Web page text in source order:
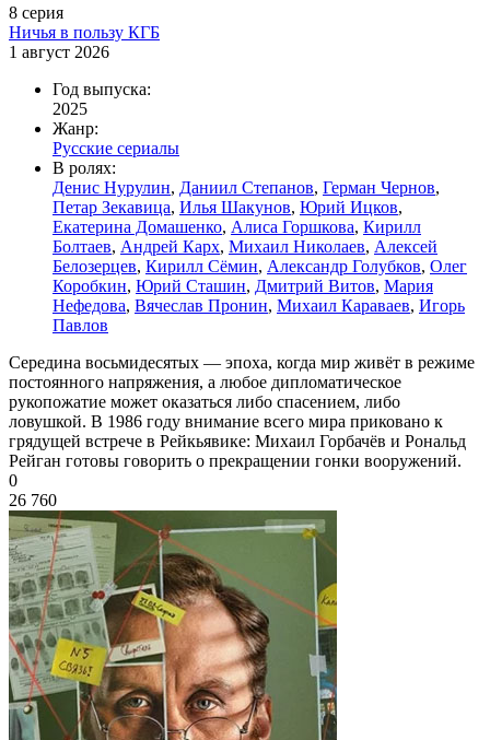
8 серия
Ничья в пользу КГБ
1 август 2026
Год выпуска:
2025
Жанр:
Русские сериалы
В ролях:
Денис Нурулин, Даниил Степанов, Герман Чернов,
Петар Зекавица, Илья Шакунов, Юрий Ицков,
Екатерина Домашенко, Алиса Горшкова, Кирилл
Болтаев, Андрей Карх, Михаил Николаев, Алексей
Белозерцев, Кирилл Сёмин, Александр Голубков, Олег
Коробкин, Юрий Сташин, Дмитрий Витов, Мария
Нефедова, Вячеслав Пронин, Михаил Караваев, Игорь
Павлов
Середина восьмидесятых — эпоха, когда мир живёт в режиме
постоянного напряжения, а любое дипломатическое
рукопожатие может оказаться либо спасением, либо
ловушкой. В 1986 году внимание всего мира приковано к
грядущей встрече в Рейкьявике: Михаил Горбачёв и Рональд
Рейган готовы говорить о прекращении гонки вооружений.
0
26 760